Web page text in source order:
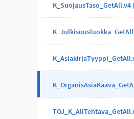
K_SuojausTaso_GetAll.v4